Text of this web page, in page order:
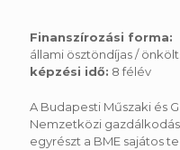
Finanszírozási forma:
állami ösztöndíjas /
képzési idő: 8 félév
A Budapesti Műszaki és
Nemzetközi
egyrészt a BME sajátos